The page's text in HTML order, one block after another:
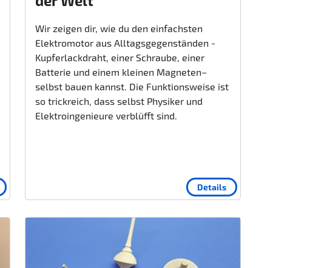
Wir zeigen dir, wie du den einfachsten
Elektromotor aus Alltagsgegenständen -
Kupferlackdraht, einer Schraube, einer
Batterie und einem kleinen Magneten–
selbst bauen kannst. Die Funktionsweise ist
so trickreich, dass selbst Physiker und
Elektroingenieure verblüfft sind.
Details